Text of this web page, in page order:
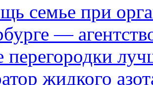
семье при
—
перегородки
жидкого